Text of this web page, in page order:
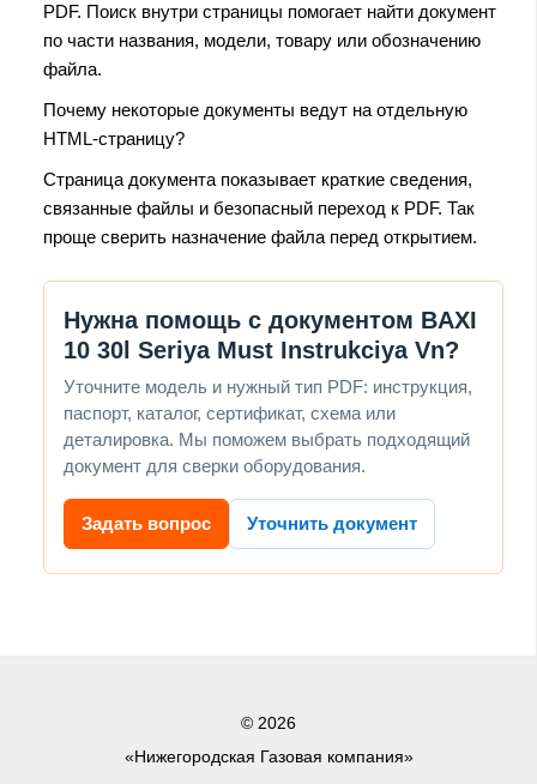
PDF. Поиск внутри страницы помогает найти документ
по части названия, модели, товару или обозначению
файла.
Почему некоторые документы ведут на отдельную
HTML-страницу?
Страница документа показывает краткие сведения,
связанные файлы и безопасный переход к PDF. Так
проще сверить назначение файла перед открытием.
Нужна помощь с документом BAXI
10 30l Seriya Must Instrukciya Vn?
Уточните модель и нужный тип PDF: инструкция,
паспорт, каталог, сертификат, схема или
деталировка. Мы поможем выбрать подходящий
документ для сверки оборудования.
Задать вопрос Уточнить документ
© 2026
«Нижегородская Газовая компания»